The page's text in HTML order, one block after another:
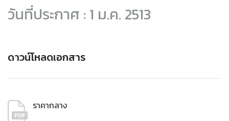
วันที่ประกาศ : 1 ม.ค. 2513
ดาวน์โหลดเอกสาร
ราคากลาง